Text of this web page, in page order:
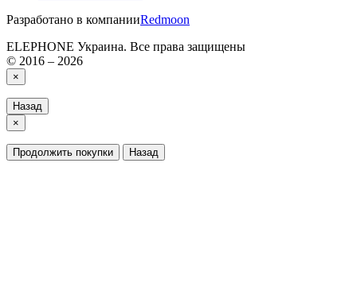
Разработано в компанииRedmoon
ELEPHONE Украина. Все права защищены
© 2016 – 2026
×
Назад
×
Продолжить покупки Назад